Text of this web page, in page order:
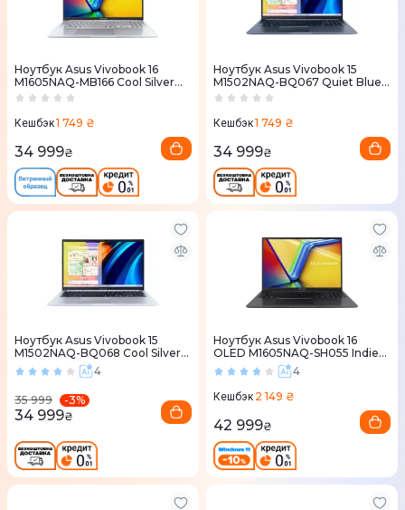
Ноутбук Asus Vivobook 16
M1605NAQ-MB166 Cool Silver
(90NB1832-M007N0)
Кешбэк1 749 ₴
34 999₴
Ноутбук Asus Vivobook 15
M1502NAQ-BQ067 Quiet Blue
(90NB1841-M002Z0)
Кешбэк1 749 ₴
34 999₴
Ноутбук Asus Vivobook 15
M1502NAQ-BQ068 Cool Silver
(90NB1842-M00300)
4
35 999 -3%
34 999₴
Ноутбук Asus Vivobook 16
OLED M1605NAQ-SH055 Indie
Black (90NB1831-M001Z0)
4
Кешбэк 2 149 ₴
42 999₴